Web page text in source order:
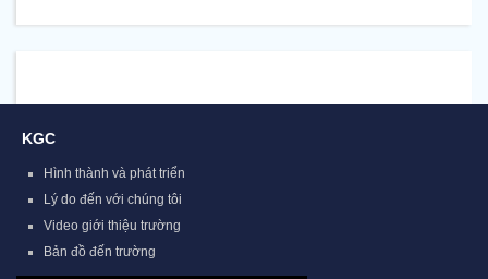
KGC
Hình thành và phát triển
Lý do đến với chúng tôi
Video giới thiệu trường
Bản đồ đến trường